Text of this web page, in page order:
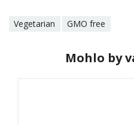
Vegetarian GMO free
Mohlo by